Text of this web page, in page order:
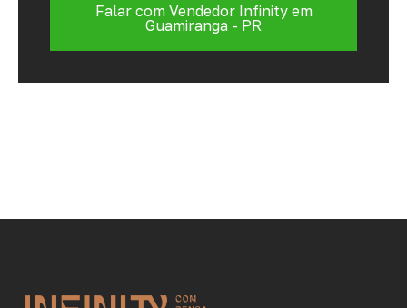
Falar com Vendedor Infinity em
Guamiranga - PR